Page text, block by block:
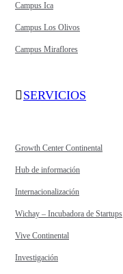
Campus Ica
Campus Los Olivos
Campus Miraflores
SERVICIOS
Growth Center Continental
Hub de información
Internacionalización
Wichay – Incubadora de Startups
Vive Continental
Investigación